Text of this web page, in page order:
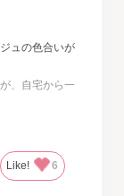
ュの色合いが
、自宅から一
することがで
いました。
Like! 6